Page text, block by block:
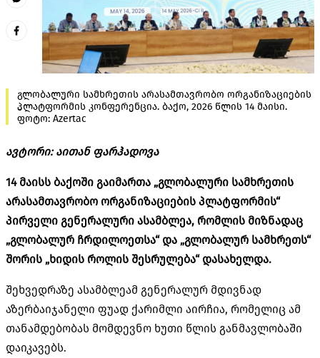
გლობალური სამხრეთის არასამთავრობო ორგანიზაციების
პლატფორმის კონფერენცია. ბაქო, 2026 წლის 14 მაისი.
ფოტო: Azertac
ავტორი: აითან ფარჰადოვა
14 მაისს ბაქოში გაიმართა „გლობალური სამხრეთის
არასამთავრობო ორგანიზაციების პლატფორმის“
პირველი გენერალური ასამბლეა, რომლის მიზნადაც
„გლობალურ ჩრდილოეთსა“ და „გლობალურ სამხრეთს“
შორის „ხიდის როლის შესრულება“ დასახელდა.
შეხვედრაზე ასამბლეამ გენერალურ მდივნად
აზერბაიჯანელი ფუად ქარიმლი აირჩია, რომელიც ამ
თანამდებობას მომდევნო ხუთი წლის განმავლობაში
დაიკავებს.